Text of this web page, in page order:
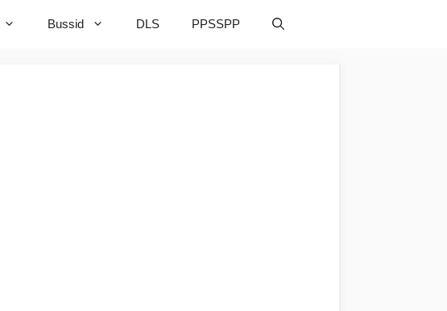
Bussid DLS PPSSPP